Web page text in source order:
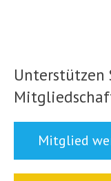
Unterstützen
Mitglied